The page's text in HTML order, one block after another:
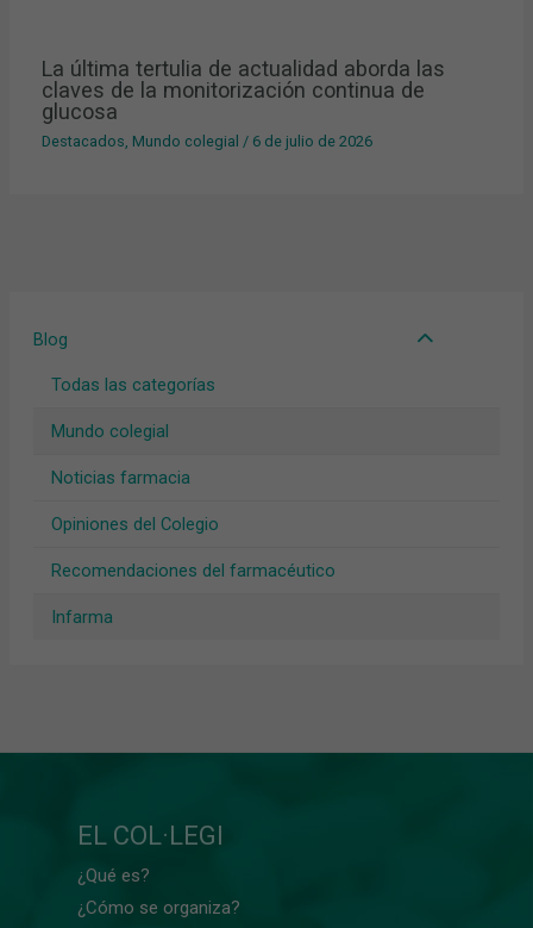
Blog
Todas las categorías
Mundo colegial
Noticias farmacia
Opiniones del Colegio
Recomendaciones del farmacéutico
Infarma
La última tertulia de actualidad aborda las
claves de la monitorización continua de
glucosa
Destacados, Mundo colegial / 6 de julio de 2026
EL COL·LEGI
¿Qué es?
¿Cómo se organiza?